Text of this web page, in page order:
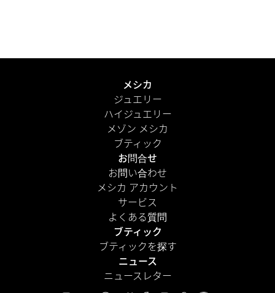
もっと見る
メシカ
ジュエリー
ハイジュエリー
メゾン メシカ
ブティック
お問合せ
お問い合わせ
メシカ アカウント
サービス
よくある質問
ブティック
ブティックを探す
ニュース
ニュースレター